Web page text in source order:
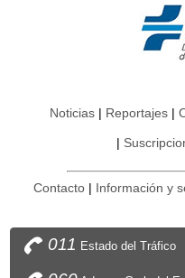
Noticias Reportajes
Contacto Información y
011 Estado del Tráfico